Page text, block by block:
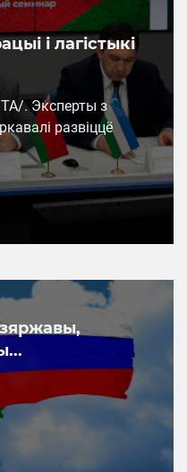
і лагістыкі
. Эксперты з
развіццё